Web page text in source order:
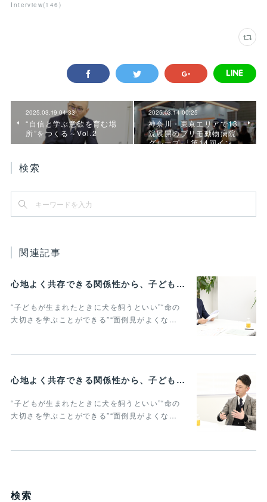
Interview(146 )
2025.03.19 04:33
“自信と学ぶ意欲を育む場
所”をつくる～Vol.2
2025.03.14 00:25
神奈川・東京エリアで13
院展開のプリモ動物病院
グループ 「第14回イン…
検索
関連記事
心地よく共存できる関係性から、子どもの発達に動物がよりよい影響を与える Vol.3
“子どもが生まれたときに犬を飼うといい”“命の
大切さを学ぶことができる”“面倒見がよくな…
心地よく共存できる関係性から、子どもの発達に動物がよりよい影響を与える Vol.2
“子どもが生まれたときに犬を飼うといい”“命の
大切さを学ぶことができる”“面倒見がよくな…
検索